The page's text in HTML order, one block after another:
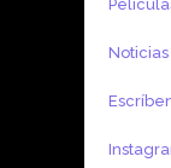
Noticias